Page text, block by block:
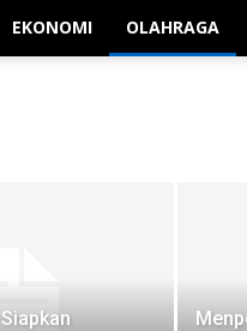
EKONOMI OLAHRAGA